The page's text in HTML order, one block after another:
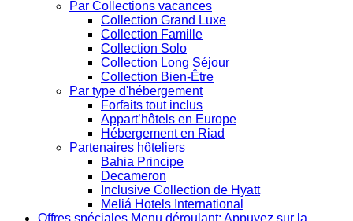
Par Collections vacances
Collection Grand Luxe
Collection Famille
Collection Solo
Collection Long Séjour
Collection Bien-Être
Par type d'hébergement
Forfaits tout inclus
Appart’hôtels en Europe
Hébergement en Riad
Partenaires hôteliers
Bahia Principe
Decameron
Inclusive Collection de Hyatt
Meliá Hotels International